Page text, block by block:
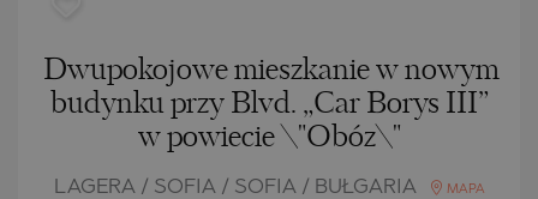
Dwupokojowe mieszkanie w nowym
budynku przy Blvd. „Car Borys III”
w powiecie \"Obóz\"
LAGERA / SOFIA / SOFIA / BUŁGARIA MAPA